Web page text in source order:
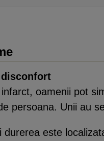
oamenii pot
persoana. Unii au
durerea este